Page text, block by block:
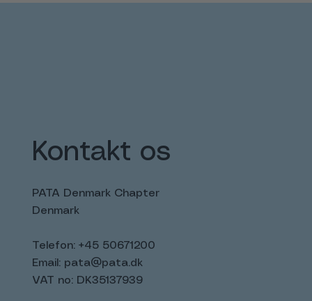
Kontakt os
PATA Denmark Chapter
Denmark
Telefon: +45 50671200
Email: pata@pata.dk
VAT no: DK35137939